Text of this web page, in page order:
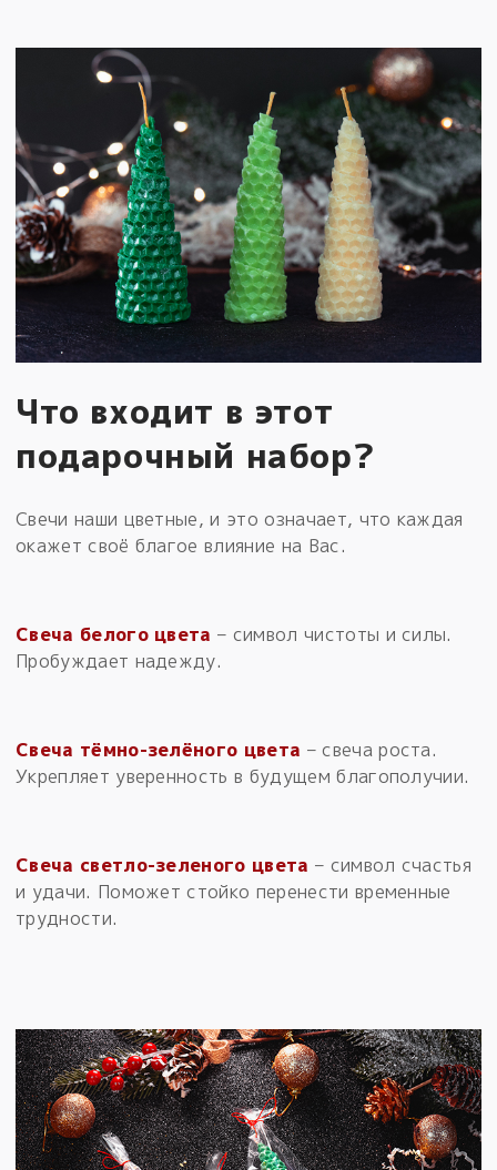
Что входит в этот
подарочный набор?
Свечи наши цветные, и это означает, что каждая
окажет своё благое влияние на Вас.
Свеча белого цвета – символ чистоты и силы.
Пробуждает надежду.
Свеча тёмно-зелёного цвета – свеча роста.
Укрепляет уверенность в будущем благополучии.
Свеча светло-зеленого цвета – символ счастья
и удачи. Поможет стойко перенести временные
трудности.